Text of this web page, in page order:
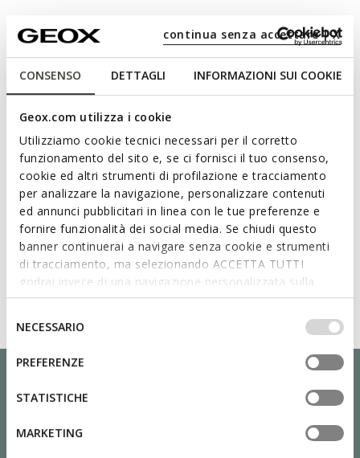
CONSENSO DETTAGLI INFORMAZIONI SUI COOKIE
Geox.com utilizza i cookie
Utilizziamo cookie tecnici necessari per il corretto
funzionamento del sito e, se ci fornisci il tuo consenso,
cookie ed altri strumenti di profilazione e tracciamento
per analizzare la navigazione, personalizzare contenuti
ed annunci pubblicitari in linea con le tue preferenze e
fornire funzionalità dei social media. Se chiudi questo
banner continuerai a navigare senza cookie e strumenti
di tracciamento, ma selezionando ACCETTA TUTTI
godrai invece di una navigazione personalizzata sulla
base dei tuoi gusti ed interessi. Selezionando
IMPOSTAZIONI potrai anche scegliere quali cookies ed
altri strumenti di tracciamento autorizzare. Per maggiori
informazioni o per modificare in qualsiasi momento le
tue impostazioni, visita la nostra
del
consenso
NECESSARIO
PREFERENZE
STATISTICHE
MARKETING
continua senza accettare | X
Materiali